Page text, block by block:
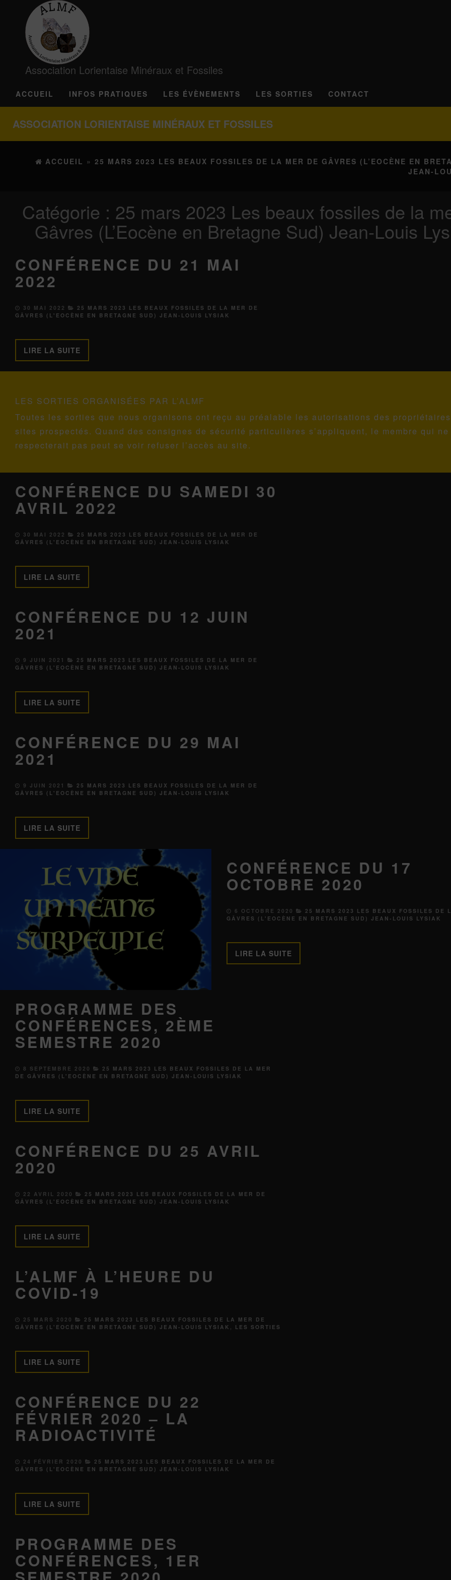
Association Lorientaise Minéraux et Fossiles
ACCUEIL INFOS PRATIQUES LES ÉVÈNEMENTS LES SORTIES CONTACT
ASSOCIATION LORIENTAISE MINÉRAUX ET FOSSILES
ACCUEIL » 25 MARS 2023 LES BEAUX FOSSILES DE LA MER DE GÂVRES (L’EOCÈNE EN
JEAN-
Catégorie : 25 mars 2023 Les beaux fossiles de la
Gâvres (L’Eocène en Bretagne Sud) Jean-Louis
CONFÉRENCE DU 21 MAI
2022
30 MAI 2022
25 MARS 2023 LES BEAUX FOSSILES DE LA MER DE
GÂVRES (L'EOCÈNE EN BRETAGNE SUD) JEAN-LOUIS LYSIAK
LIRE LA SUITE
LES SORTIES ORGANISÉES PAR L’ALMF
Toutes les sorties que nous organisons ont reçu au préalable les autorisations des
sites prospectés. Quand des consignes de sécurité particulières s’appliquent, le membre qui ne
respecterait pas peut se voir refuser l’accès au site.
CONFÉRENCE DU SAMEDI 30
AVRIL 2022
30 MAI 2022
25 MARS 2023 LES BEAUX FOSSILES DE LA MER DE
GÂVRES (L'EOCÈNE EN BRETAGNE SUD) JEAN-LOUIS LYSIAK
LIRE LA SUITE
CONFÉRENCE DU 12 JUIN
2021
9 JUIN 2021
25 MARS 2023 LES BEAUX FOSSILES DE LA MER DE
GÂVRES (L'EOCÈNE EN BRETAGNE SUD) JEAN-LOUIS LYSIAK
LIRE LA SUITE
CONFÉRENCE DU 29 MAI
2021
9 JUIN 2021
25 MARS 2023 LES BEAUX FOSSILES DE LA MER DE
GÂVRES (L'EOCÈNE EN BRETAGNE SUD) JEAN-LOUIS LYSIAK
LIRE LA SUITE
CONFÉRENCE DU 17
OCTOBRE 2020
6 OCTOBRE 2020
25 MARS 2023 LES BEAUX FOSSILES DE
GÂVRES (L'EOCÈNE EN BRETAGNE SUD) JEAN-LOUIS LYSIAK
LIRE LA SUITE
PROGRAMME DES
CONFÉRENCES, 2ÈME
SEMESTRE 2020
8 SEPTEMBRE 2020
25 MARS 2023 LES BEAUX FOSSILES DE LA MER
DE GÂVRES (L'EOCÈNE EN BRETAGNE SUD) JEAN-LOUIS LYSIAK
LIRE LA SUITE
CONFÉRENCE DU 25 AVRIL
2020
22 AVRIL 2020
25 MARS 2023 LES BEAUX FOSSILES DE LA MER DE
GÂVRES (L'EOCÈNE EN BRETAGNE SUD) JEAN-LOUIS LYSIAK
LIRE LA SUITE
L’ALMF À L’HEURE DU
COVID-19
25 MARS 2020
25 MARS 2023 LES BEAUX FOSSILES DE LA MER DE
GÂVRES (L'EOCÈNE EN BRETAGNE SUD) JEAN-LOUIS LYSIAK
LES SORTIES
LIRE LA SUITE
CONFÉRENCE DU 22
FÉVRIER 2020 – LA
RADIOACTIVITÉ
24 FÉVRIER 2020
25 MARS 2023 LES BEAUX FOSSILES DE LA MER DE
GÂVRES (L'EOCÈNE EN BRETAGNE SUD) JEAN-LOUIS LYSIAK
LIRE LA SUITE
PROGRAMME DES
CONFÉRENCES, 1ER